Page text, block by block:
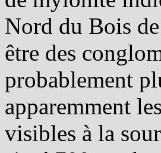
Nord du Bois
être des
probablement
apparemment
visibles à la